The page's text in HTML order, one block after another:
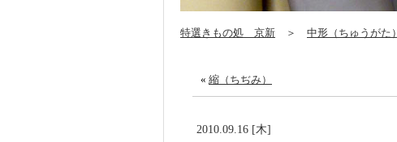
特選きもの処 京新 ＞ 中形（ちゅうがた）
« 縮（ちぢみ）
2010.09.16 [木]